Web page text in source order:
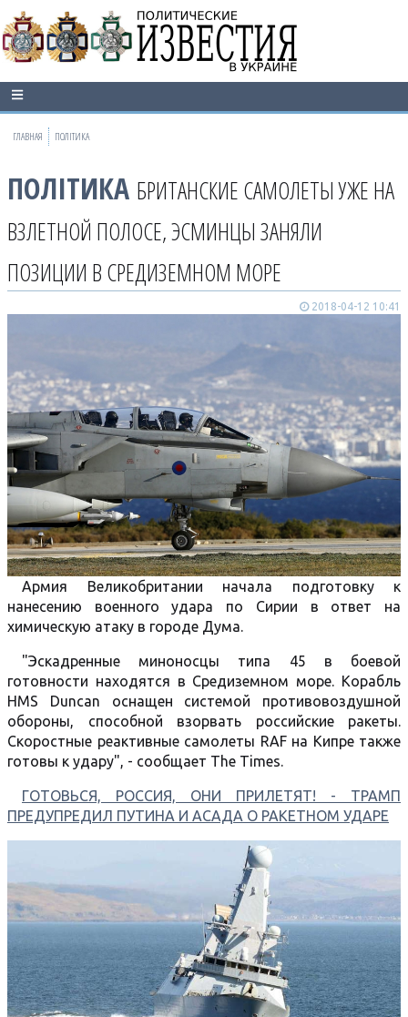
ГЛАВНАЯ ПОЛІТИКА
ПОЛІТИКА БРИТАНСКИЕ САМОЛЕТЫ УЖЕ НА
ВЗЛЕТНОЙ ПОЛОСЕ, ЭСМИНЦЫ ЗАНЯЛИ
ПОЗИЦИИ В СРЕДИЗЕМНОМ МОРЕ
2018-04-12 10:41
Армия Великобритании начала подготовку к
нанесению военного удара по Сирии в ответ на
химическую атаку в городе Дума.
"Эскадренные миноносцы типа 45 в боевой
готовности находятся в Средиземном море. Корабль
HMS Duncan оснащен системой противовоздушной
обороны, способной взорвать российские ракеты.
Скоростные реактивные самолеты RAF на Кипре также
готовы к удару", - сообщает The Times.
ГОТОВЬСЯ, РОССИЯ, ОНИ ПРИЛЕТЯТ! - ТРАМП
ПРЕДУПРЕДИЛ ПУТИНА И АСАДА О РАКЕТНОМ УДАРЕ